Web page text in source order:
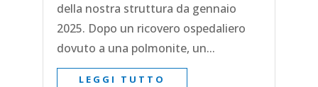
della nostra struttura da gennaio
2025. Dopo un ricovero ospedaliero
dovuto a una polmonite, un...
LEGGI TUTTO